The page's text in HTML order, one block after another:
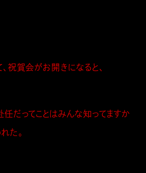
祝賀会がお開きになると、
だってことはみんな知ってますか
た。